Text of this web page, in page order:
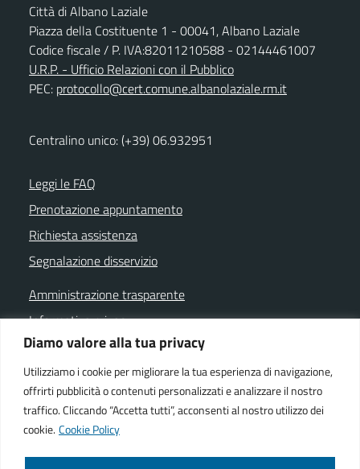
Diamo valore alla tua privacy
Utilizziamo i cookie per migliorare la tua esperienza di navigazione,
offrirti pubblicità o contenuti personalizzati e analizzare il nostro
traffico. Cliccando “Accetta tutti”, acconsenti al nostro utilizzo dei
cookie. Cookie Policy
Città di Albano Laziale
Piazza della Costituente 1 - 00041, Albano Laziale
Codice fiscale / P. IVA:82011210588 - 02144461007
U.R.P. - Ufficio Relazioni con il Pubblico
PEC: protocollo@cert.comune.albanolaziale.rm.it
Centralino unico: (+39) 06.932951
Leggi le FAQ
Prenotazione appuntamento
Richiesta assistenza
Segnalazione disservizio
Amministrazione trasparente
Informativa privacy
Note legali
Dichiarazione di accessibilità
Cookie policy